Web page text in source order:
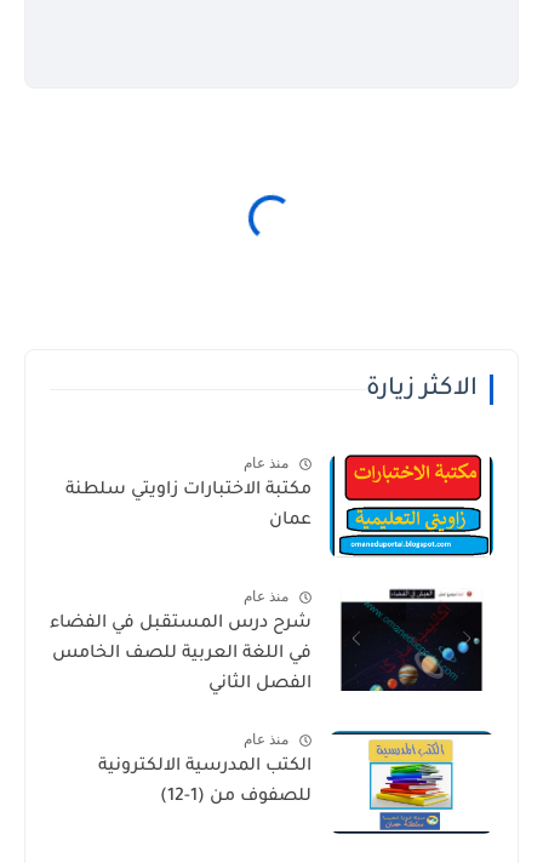
الاكثر زيارة
منذ عام
مكتبة الاختبارات زاويتي سلطنة
عمان
منذ عام
شرح درس المستقبل في الفضاء
في اللغة العربية للصف الخامس
الفصل الثاني
منذ عام
الكتب المدرسية الالكترونية
للصفوف من (1-12)